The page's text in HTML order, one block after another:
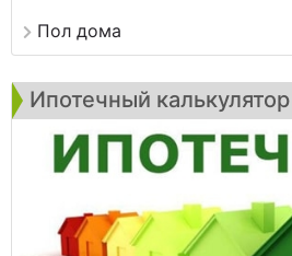
Пол дома
Ипотечный калькулятор